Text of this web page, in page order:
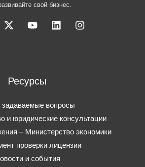
свой бизнес.
Ресурсы
задаваемые вопросы
и юридические консультации
– Министерство экономики
проверки лицензии
и события